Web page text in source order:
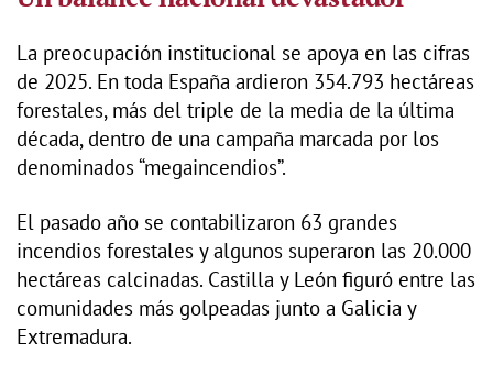
La preocupación institucional se apoya en las cifras
de 2025. En toda España ardieron 354.793 hectáreas
forestales, más del triple de la media de la última
década, dentro de una campaña marcada por los
denominados “megaincendios”.
El pasado año se contabilizaron 63 grandes
incendios forestales y algunos superaron las 20.000
hectáreas calcinadas. Castilla y León figuró entre las
comunidades más golpeadas junto a Galicia y
Extremadura.